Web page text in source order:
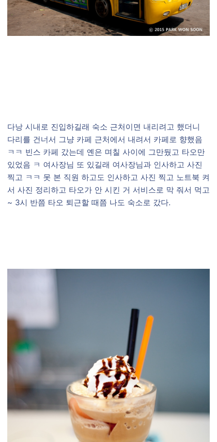
다낭 시내로 진입하길래 숙소 근처이면 내리려고 했더니
다리를 건너서 그냥 카페 근처에서 내려서 카페로 향했음
ㅋㅋ 빈스 카페 갔는데 옌은 며칠 사이에 그만뒀고 타오만
있었음 ㅋ 여사장님 또 있길래 여사장님과 인사하고 사진
찍고 ㅋㅋ 못 본 직원 하고도 인사하고 사진 찍고 노트북 켜
서 사진 정리하고 타오가 안 시킨 거 서비스로 막 줘서 먹고
~ 3시 반쯤 타오 퇴근할 때쯤 나도 숙소로 갔다.